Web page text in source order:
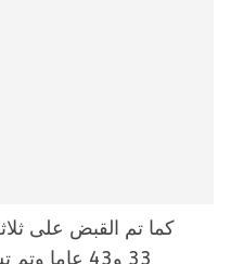
كما تم القبض على
33 و43